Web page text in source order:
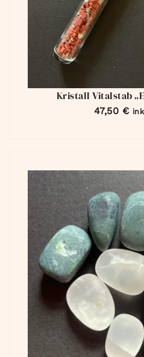
Kristall Vitalstab
47,50 €